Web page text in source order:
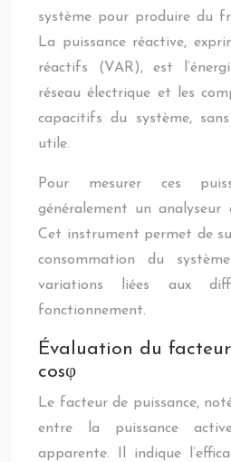
système pour produire du
La puissance réactive,
réactifs (VAR), est
réseau électrique et les
capacitifs du système,
utile.
Pour mesurer ces
généralement un analyseur
Cet instrument permet de
consommation du
variations liées aux
fonctionnement.
Évaluation du
cosφ
Le facteur de puissance,
entre la puissance
apparente. Il indique